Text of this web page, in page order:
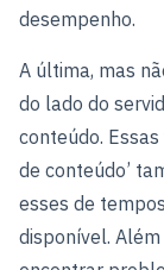
desempenho.
A última, mas
do lado do
conteúdo.
de conteúdo’
esses de
disponível.